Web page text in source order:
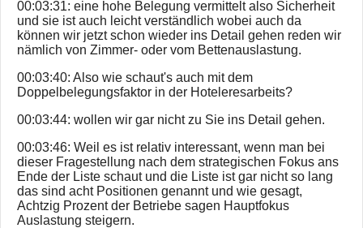
00:03:31: eine hohe Belegung vermittelt also Sicherheit
und sie ist auch leicht verständlich wobei auch da
können wir jetzt schon wieder ins Detail gehen reden wir
nämlich von Zimmer- oder vom Bettenauslastung.
00:03:40: Also wie schaut's auch mit dem
Doppelbelegungsfaktor in der Hoteleresarbeits?
00:03:44: wollen wir gar nicht zu Sie ins Detail gehen.
00:03:46: Weil es ist relativ interessant, wenn man bei
dieser Fragestellung nach dem strategischen Fokus ans
Ende der Liste schaut und die Liste ist gar nicht so lang
das sind acht Positionen genannt und wie gesagt,
Achtzig Prozent der Betriebe sagen Hauptfokus
Auslastung steigern.